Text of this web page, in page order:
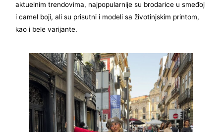
aktuelnim trendovima, najpopularnije su brodarice u smeđoj
i camel boji, ali su prisutni i modeli sa životinjskim printom,
kao i bele varijante.